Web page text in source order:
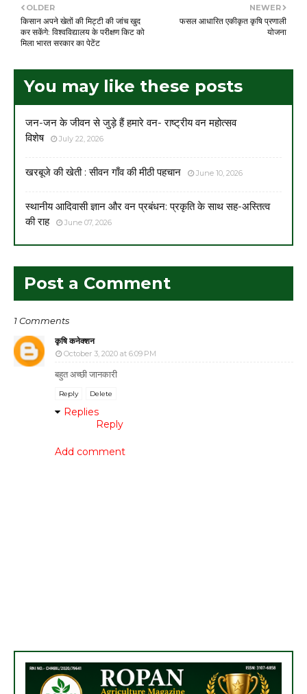
NEWER
फसल आधारित एकीकृत कृषि प्रणाली
योजना
OLDER
किसान अपने खेतों की मिट्टी की जांच खुद
कर सकेंगे: विश्वविद्यालय के परीक्षण किट को
मिला भारत सरकार का पेटेंट
You may like these posts
जन-जन के जीवन से जुड़े हैं हमारे वन- राष्ट्रीय वन महोत्सव
विशेष
July 22, 2026
खरबूजे की खेती : सीवन गाँव की मीठी पहचान June 10, 2026
स्थानीय आदिवासी ज्ञान और वन प्रबंधन: प्रकृति के साथ सह-अस्तित्व
की राह
June 07, 2026
Post a Comment
1 Comments
कृषि कनेक्शन
October 3, 2020 at 6:09 PM
बहुत अच्छी जानकारी
Reply Delete
Replies
Reply
Add comment